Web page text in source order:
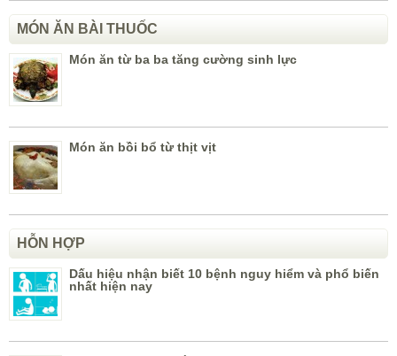
MÓN ĂN BÀI THUỐC
Món ăn từ ba ba tăng cường sinh lực
Món ăn bồi bổ từ thịt vịt
HỖN HỢP
Dấu hiệu nhận biết 10 bệnh nguy hiểm và phổ biến
nhất hiện nay